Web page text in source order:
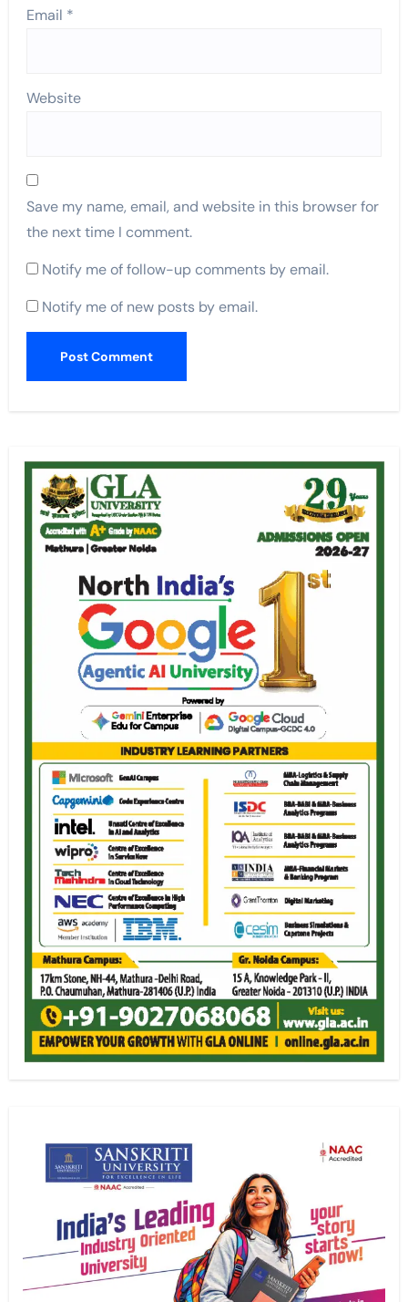
Email *
Website
Save my name, email, and website in this browser for
the next time I comment.
Notify me of follow-up comments by email.
Notify me of new posts by email.